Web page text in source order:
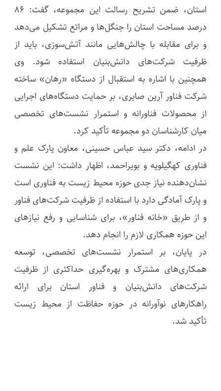
استان، ضمن تشریح رسالت این مجموعه، گفت: ۸۶
درصد مساحت استان را جنگل‌ها و مراتع تشکیل می‌دهد
و برای مقابله با چالش‌هایی مانند آتش‌سوزی، باید از
ظرفیت شرکت‌های دانش‌بنیان استفاده شود. وی
همچنین با اشاره به استقبال از دستگاه «رهان» ساخته
شرکت فناور آرین صابری، بر حمایت دستگاه‌های اجرایی
از محصولات فناورانه و استمرار نشست‌های تخصصی
میان کارشناسان دو مجموعه تأکید کرد.
در ادامه، دکتر سید عباس حسینی، معاون پارک علم و
فناوری کهگیلویه و بویراحمد، اظهار داشت: این نشست
نشان‌دهنده نیاز جدی حوزه محیط زیست به فناوری است
و پارک آمادگی دارد با استفاده از ظرفیت شرکت‌های فناور
و از طریق «خانه فناور»، برای شناسایی و رفع نیازهای
این حوزه همکاری لازم را انجام دهد.
در پایان، بر استمرار نشست‌های تخصصی، توسعه
همکاری‌های مشترک و بهره‌گیری حداکثری از ظرفیت
شرکت‌های دانش‌بنیان و فناور استان برای ارائه
راهکارهای نوآورانه در حوزه حفاظت از محیط زیست
تأکید شد.